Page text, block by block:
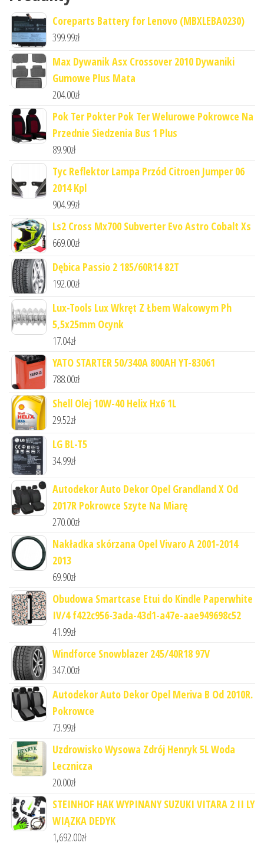
Coreparts Battery for Lenovo (MBXLEBA0230)
399.99zł
Max Dywanik Asx Crossover 2010 Dywaniki
Gumowe Plus Mata
204.00zł
Pok Ter Pokter Pok Ter Welurowe Pokrowce Na
Przednie Siedzenia Bus 1 Plus
89.90zł
Tyc Reflektor Lampa Przód Citroen Jumper 06
2014 Kpl
904.99zł
Ls2 Cross Mx700 Subverter Evo Astro Cobalt Xs
669.00zł
Dębica Passio 2 185/60R14 82T
192.00zł
Lux-Tools Lux Wkręt Z Łbem Walcowym Ph
5,5x25mm Ocynk
17.04zł
YATO STARTER 50/340A 800AH YT-83061
788.00zł
Shell Olej 10W-40 Helix Hx6 1L
29.52zł
LG BL-T5
34.99zł
Autodekor Auto Dekor Opel Grandland X Od
2017R Pokrowce Szyte Na Miarę
270.00zł
Nakładka skórzana Opel Vivaro A 2001-2014
2013
69.90zł
Obudowa Smartcase Etui do Kindle Paperwhite
IV/4 f422c956-3ada-43d1-a47e-aae949698c52
41.99zł
Windforce Snowblazer 245/40R18 97V
347.00zł
Autodekor Auto Dekor Opel Meriva B Od 2010R.
Pokrowce
73.99zł
Uzdrowisko Wysowa Zdrój Henryk 5L Woda
Lecznicza
20.00zł
STEINHOF HAK WYPINANY SUZUKI VITARA 2 II LY
WIĄZKA DEDYK
1,692.00zł